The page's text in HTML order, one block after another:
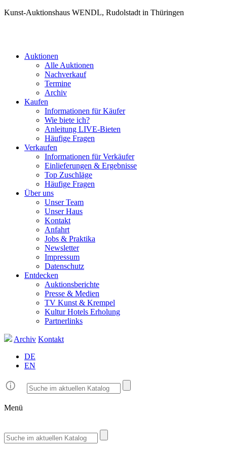
Kunst-Auktionshaus WENDL, Rudolstadt in Thüringen
Auktionen
Alle Auktionen
Nachverkauf
Termine
Archiv
Kaufen
Informationen für Käufer
Wie biete ich?
Anleitung LIVE-Bieten
Häufige Fragen
Verkaufen
Informationen für Verkäufer
Einlieferungen & Ergebnisse
Top Zuschläge
Häufige Fragen
Über uns
Unser Team
Unser Haus
Kontakt
Anfahrt
Jobs & Praktika
Newsletter
Impressum
Datenschutz
Entdecken
Auktionsberichte
Presse & Medien
TV Kunst & Krempel
Kultur Hotels Erholung
Partnerlinks
Archiv Kontakt
DE
EN
Menü